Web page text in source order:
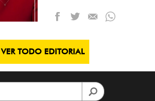
VER TODO EDITORIAL